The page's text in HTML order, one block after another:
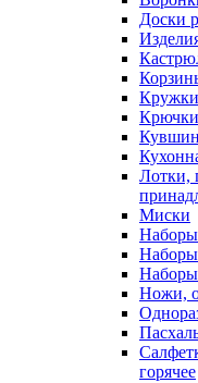
Доски
Кружки
Лотки,
Миски
Наборы
Наборы
Ножи,
горячее